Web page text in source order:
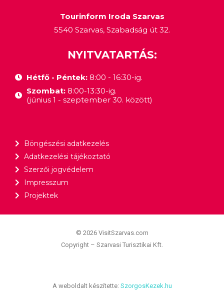
Tourinform Iroda Szarvas
5540 Szarvas, Szabadság út 32.
NYITVATARTÁS:
Hétfő - Péntek:8:00 - 16:30-ig.
Szombat: 8:00-13:30-ig.
(június 1 - szeptember 30. között)
Böngészési adatkezelés
Adatkezelési tájékoztató
Szerzői jogvédelem
Impresszum
Projektek
© 2026 VisitSzarvas.com
Copyright – Szarvasi Turisztikai Kft.
A weboldalt készítette: SzorgosKezek.hu